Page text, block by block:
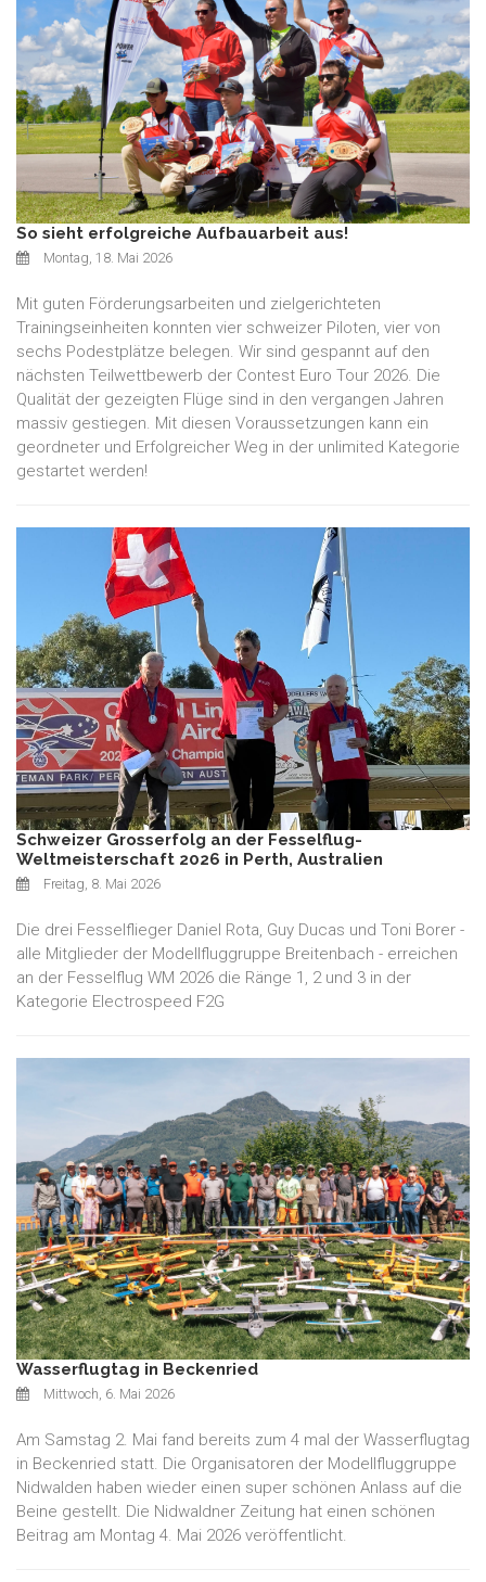
So sieht erfolgreiche Aufbauarbeit aus!
Montag, 18. Mai 2026
Mit guten Förderungsarbeiten und zielgerichteten
Trainingseinheiten konnten vier schweizer Piloten, vier von
sechs Podestplätze belegen. Wir sind gespannt auf den
nächsten Teilwettbewerb der Contest Euro Tour 2026. Die
Qualität der gezeigten Flüge sind in den vergangen Jahren
massiv gestiegen. Mit diesen Voraussetzungen kann ein
geordneter und Erfolgreicher Weg in der unlimited Kategorie
gestartet werden!
Schweizer Grosserfolg an der Fesselflug-
Weltmeisterschaft 2026 in Perth, Australien
Freitag, 8. Mai 2026
Die drei Fesselflieger Daniel Rota, Guy Ducas und Toni Borer -
alle Mitglieder der Modellfluggruppe Breitenbach - erreichen
an der Fesselflug WM 2026 die Ränge 1, 2 und 3 in der
Kategorie Electrospeed F2G
Wasserflugtag in Beckenried
Mittwoch, 6. Mai 2026
Am Samstag 2. Mai fand bereits zum 4 mal der Wasserflugtag
in Beckenried statt. Die Organisatoren der Modellfluggruppe
Nidwalden haben wieder einen super schönen Anlass auf die
Beine gestellt. Die Nidwaldner Zeitung hat einen schönen
Beitrag am Montag 4. Mai 2026 veröffentlicht.